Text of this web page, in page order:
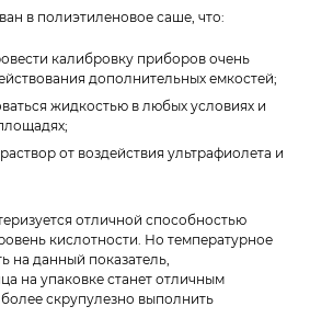
в полиэтиленовое саше, что:
калибровку приборов очень
дополнительных емкостей;
жидкостью в любых условиях и
от воздействия ультрафиолета и
отличной способностью
кислотности. Но температурное
на данный показатель,
на упаковке станет отличным
скрупулезно выполнить